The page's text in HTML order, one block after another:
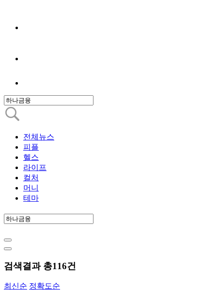
전체뉴스
피플
헬스
라이프
컬처
머니
테마
검색결과 총116건
최신순 정확도순